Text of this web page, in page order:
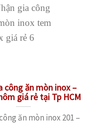
công ăn mòn inox –
giá rẻ tại Tp HCM
ăn mòn inox 201 –